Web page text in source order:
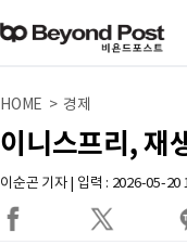
HOME > 경제
이니스프리, 재
이순곤 기자 | 입력 : 2026-05-20